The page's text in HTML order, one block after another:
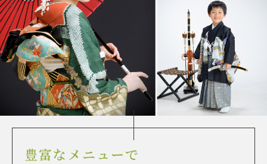
豊富なメニューで